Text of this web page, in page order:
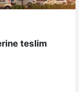
teslim